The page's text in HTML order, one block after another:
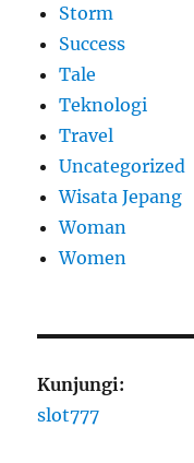
Storm
Success
Tale
Teknologi
Travel
Uncategorized
Wisata Jepang
Woman
Women
Kunjungi:
slot777